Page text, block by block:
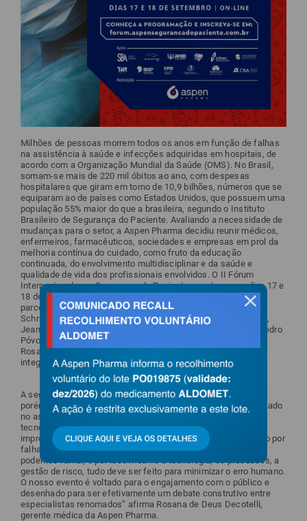
Milhões de pessoas morrem todos os anos em função de falhas
na assistência à saúde e infecções adquiridas em hospitais, de
acordo com a Organização Mundial da Saúde (OMS). No Brasil,
somam-se mais de 220 mil óbitos ao ano, com despesas
hospitalares que giram em torno de 10,9 bilhões, números que se
equiparam ao de países como Estados Unidos, que possuem uma
população 55% maior do que a brasileira, segundo o Instituto
Brasileiro de Segurança do Paciente. Avaliando a necessidade de
mudanças para o setor, a Aspen Pharma decidiu reunir médicos,
enfermeiros, farmacêuticos, sociedades e empresas em prol da
melhoria contínua do cuidado, como fruto da educação
continuada, do envolvimento multidisciplinar e da saúde e
qualidade de vida dos profissionais envolvidos. O II Fórum
Internacional para Segurança do Paciente acontece nos dias 17 e
18 de setembro, com 16 horas de conteúdo, 12 instituições
parceiras e 38 palestrantes, entre eles o anestesista Stefan
Schraag (Reino Unido), os intensivistas John Kress (Chicago),
Jean Louis Vincent (Bélgica), Jean Daniel Chiche (Suíça) e Pedro
Póvoa (Portugal). Os médicos Airton Bagatini, Jorge Salluh,
Rosana de Deus e a enfermeira Karina Pires, todos do Brasil,
integram a comissão científica do evento.
A segurança do paciente é estudada desde a década de 70,
porém, no Brasil, apenas em 2013 foi criado um programa focado
no assunto. “No século 21, onde temos inteligência artificial,
tecnologias wearables, medicamentos personalizados,
impressões em 3D e cirurgia robótica, ver pacientes morrendo por
falhas evitáveis é inadmissível. Todos somos humanos e
podemos falhar, e por isso mesmo a tecnologia, os processos, a
gestão de risco, tudo deve ser feito para minimizar o erro humano.
O nosso evento é voltado para o engajamento com o público e
desenhado para ser efetivamente um debate construtivo entre
especialistas renomados” afirma Rosana de Deus Decotelli,
gerente médica da Aspen Pharma.